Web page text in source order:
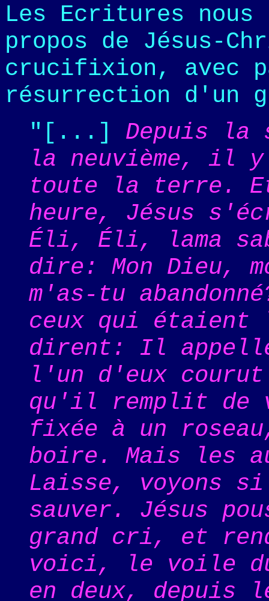
Les Ecritures
propos de Jésus-
crucifixion, avec
résurrection d'un
"[...] Depuis la
la neuvième, il y
toute la terre.
heure, Jésus
Éli, Éli, lama
dire: Mon Dieu,
m'as-tu
ceux qui étaient
dirent: Il
l'un d'eux courut
qu'il remplit de
fixée à un
boire. Mais les
Laisse, voyons
sauver. Jésus
grand cri, et
voici, le voile
en deux, depuis